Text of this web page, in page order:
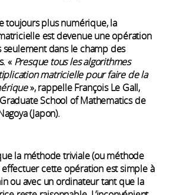
toujours plus numérique, la
est devenue une opération
seulement dans le champ des
« Presque tous les algorithmes
matricielle pour faire de la
», rappelle François Le Gall,
School of Mathematics de
(Japon).
la méthode triviale (ou méthode
cette opération est simple à
ou avec un ordinateur tant que la